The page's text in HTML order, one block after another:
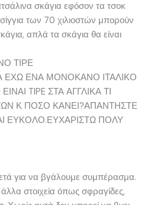
σκάγια εφόσον τα τσοκ
των 70 χιλιοστών μπορούν
απλά τα σκάγια θα είναι
ΤΙΡΕ
ΕΧΩ ΕΝΑ ΜΟΝΟΚΑΝΟ ΙΤΑΛΙΚΟ
TIPE ΣΤΑ ΑΓΓΛΙΚΑ ΤΙ
Κ ΠΟΣΟ ΚΑΝΕΙ?ΑΠΑΝΤΗΣΤΕ
ΕΥΚΟΛΟ.ΕΥΧΑΡΙΣΤΩ ΠΟΛΥ
για να βγάλουμε συμπέρασμα.
στοιχεία όπως σφραγίδες,